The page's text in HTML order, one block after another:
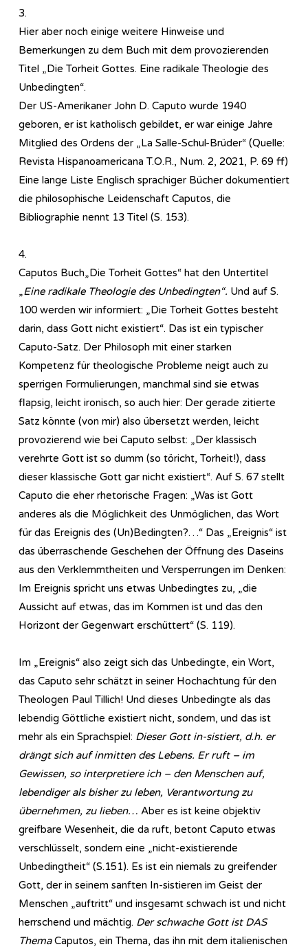
3.
Hier aber noch einige weitere Hinweise und
Bemerkungen zu dem Buch mit dem provozierenden
Titel „Die Torheit Gottes. Eine radikale Theologie des
Unbedingten“.
Der US-Amerikaner John D. Caputo wurde 1940
geboren, er ist katholisch gebildet, er war einige Jahre
Mitglied des Ordens der „La Salle-Schul-Brüder“ (Quelle:
Revista Hispanoamericana T.O.R., Num. 2, 2021, P. 69 ff)
Eine lange Liste Englisch sprachiger Bücher dokumentiert
die philosophische Leidenschaft Caputos, die
Bibliographie nennt 13 Titel (S. 153).
4.
Caputos Buch„Die Torheit Gottes“ hat den Untertitel
„Eine radikale Theologie des Unbedingten“. Und auf S.
100 werden wir informiert: „Die Torheit Gottes besteht
darin, dass Gott nicht existiert“. Das ist ein typischer
Caputo-Satz. Der Philosoph mit einer starken
Kompetenz für theologische Probleme neigt auch zu
sperrigen Formulierungen, manchmal sind sie etwas
flapsig, leicht ironisch, so auch hier: Der gerade zitierte
Satz könnte (von mir) also übersetzt werden, leicht
provozierend wie bei Caputo selbst: „Der klassisch
verehrte Gott ist so dumm (so töricht, Torheit!), dass
dieser klassische Gott gar nicht existiert“. Auf S. 67 stellt
Caputo die eher rhetorische Fragen: „Was ist Gott
anderes als die Möglichkeit des Unmöglichen, das Wort
für das Ereignis des (Un)Bedingten?…“ Das „Ereignis“ ist
das überraschende Geschehen der Öffnung des Daseins
aus den Verklemmtheiten und Versperrungen im Denken:
Im Ereignis spricht uns etwas Unbedingtes zu, „die
Aussicht auf etwas, das im Kommen ist und das den
Horizont der Gegenwart erschüttert“ (S. 119).
Im „Ereignis“ also zeigt sich das Unbedingte, ein Wort,
das Caputo sehr schätzt in seiner Hochachtung für den
Theologen Paul Tillich! Und dieses Unbedingte als das
lebendig Göttliche existiert nicht, sondern, und das ist
mehr als ein Sprachspiel: Dieser Gott in-sistiert, d.h. er
drängt sich auf inmitten des Lebens. Er ruft – im
Gewissen, so interpretiere ich – den Menschen auf,
lebendiger als bisher zu leben, Verantwortung zu
übernehmen, zu lieben… Aber es ist keine objektiv
greifbare Wesenheit, die da ruft, betont Caputo etwas
verschlüsselt, sondern eine „nicht-existierende
Unbedingtheit“ (S.151). Es ist ein niemals zu greifender
Gott, der in seinem sanften In-sistieren im Geist der
Menschen „auftritt“ und insgesamt schwach ist und nicht
herrschend und mächtig. Der schwache Gott ist DAS
ThemaCaputos, ein Thema, das ihn mit dem italienischen